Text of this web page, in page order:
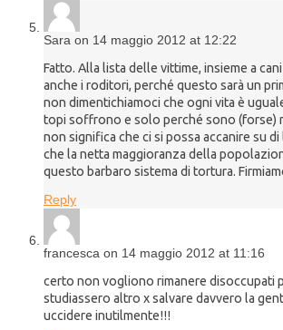
Sara on 14 maggio 2012 at 12:22
Fatto. Alla lista delle vittime, insieme a
anche i roditori, perché questo sarà un
non dimentichiamoci che ogni vita è
topi soffrono e solo perché sono (forse)
non significa che ci si possa accanire su
che la netta maggioranza della
questo barbaro sistema di tortura.
Reply
francesca on 14 maggio 2012 at 11:16
certo non vogliono rimanere
studiassero altro x salvare davvero la
uccidere inutilmente!!!